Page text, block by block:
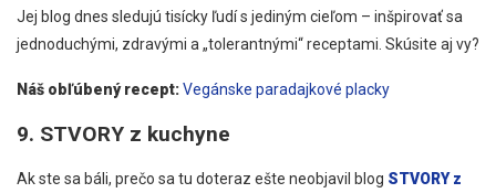
Jej blog dnes sledujú tisícky ľudí s jediným cieľom – inšpirovať sa
jednoduchými, zdravými a „tolerantnými“ receptami. Skúsite aj vy?
Náš obľúbený recept:Vegánske paradajkové placky
9. STVORY z kuchyne
Ak ste sa báli, prečo sa tu doteraz ešte neobjavil blog STVORY z